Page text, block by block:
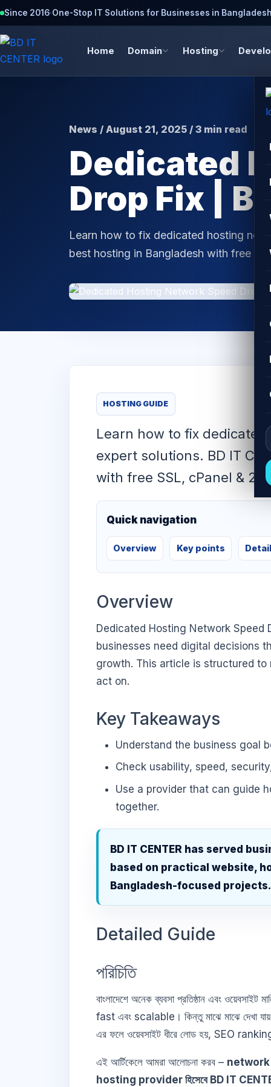
Since 2016·One-Stop IT Solutions for Businesses in
Home Domain Hosting
News / August 21, 2025 / 3 min read
Dedicated
Drop Fix |
Learn how to fix dedicated hosting
best hosting in Bangladesh with free
HOSTING GUIDE
Learn how to fix
expert solutions. BD IT
with free SSL, cPanel &
Quick navigation
Overview Key points
Overview
Dedicated Hosting Network Speed
businesses need digital decisions
growth. This article is structured
act on.
Key Takeaways
Understand the business goal
Check usability, speed,
Use a provider that can guide
together.
BD IT CENTER has served
based on practical website,
Bangladesh-focused projects.
Detailed Guide
পরিচিতি
বাংলাদেশে অনেক ব্যবসা প্রতিষ্ঠান এবং ওয়েবসাইট
fast এবং scalable। কিন্তু মাঝে মাঝে দেখা
এর ফলে ওয়েবসাইট ধীরে লোড হয়, SEO
এই আর্টিকেলে আমরা আলোচনা করব – network
hosting provider হিসেবে BD IT